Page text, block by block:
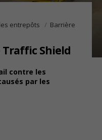
entrepôts
Barrière
Shield
contre les
par les